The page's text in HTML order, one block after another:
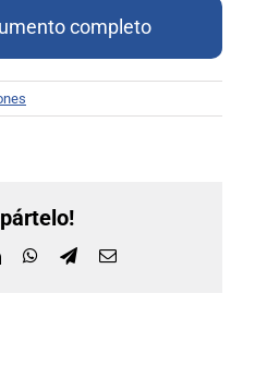
completo
LinkedInWhatsApp
TelegramCorreo